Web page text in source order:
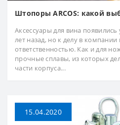
Штопоры ARCOS: какой
Аксессуары для вина появились
лет назад, но к делу в
ответственностью. Как и для
прочные сплавы, из которых
части корпуса...
15.04.2020